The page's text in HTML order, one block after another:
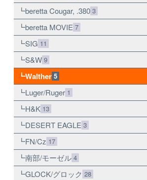
beretta Cougar, .380 3
beretta MOVIE 7
SIG 11
S&W 9
Walther 5
Luger/Ruger 1
H&K 13
DESERT EAGLE 3
FN/Cz 17
南部/モーゼル 4
GLOCK/グロック 28